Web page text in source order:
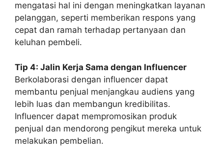
mengatasi hal ini dengan meningkatkan layanan
pelanggan, seperti memberikan respons yang
cepat dan ramah terhadap pertanyaan dan
keluhan pembeli.
Tip 4: Jalin Kerja Sama dengan Influencer
Berkolaborasi dengan influencer dapat
membantu penjual menjangkau audiens yang
lebih luas dan membangun kredibilitas.
Influencer dapat mempromosikan produk
penjual dan mendorong pengikut mereka untuk
melakukan pembelian.